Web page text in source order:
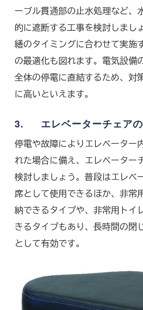
ーブル貫通部の止水処理など、
的に遮断する工事を検討しまし
繕のタイミングに合わせて実施
の最適化も図れます。電気設備
全体の停電に直結するため、対
に高いといえます。
3. エレベーターチェア
停電や故障によりエレベーター
れた場合に備え、エレベーター
検討しましょう。普段はエレベ
席として使用できるほか、非常
納できるタイプや、非常用トイ
きるタイプもあり、長時間の閉
として有効です。